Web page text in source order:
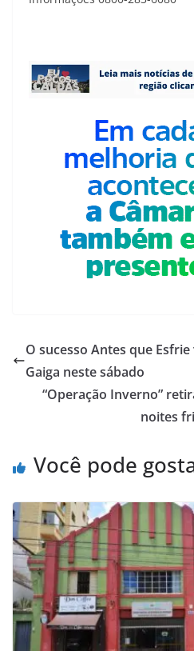
O sucesso Antes que
Gaiga neste sábado
“Operação Inverno”
noites
Você pode